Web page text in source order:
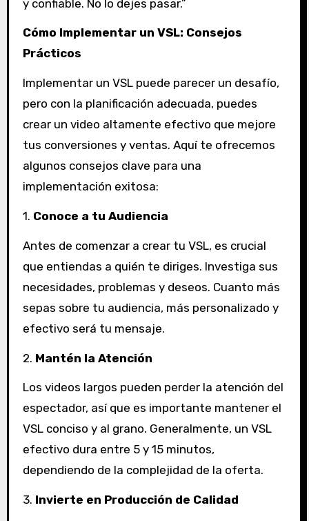
y confiable. No lo dejes pasar.”
Cómo Implementar un VSL: Consejos
Prácticos
Implementar un VSL puede parecer un desafío,
pero con la planificación adecuada, puedes
crear un video altamente efectivo que mejore
tus conversiones y ventas. Aquí te ofrecemos
algunos consejos clave para una
implementación exitosa:
1. Conoce a tu Audiencia
Antes de comenzar a crear tu VSL, es crucial
que entiendas a quién te diriges. Investiga sus
necesidades, problemas y deseos. Cuanto más
sepas sobre tu audiencia, más personalizado y
efectivo será tu mensaje.
2. Mantén la Atención
Los videos largos pueden perder la atención del
espectador, así que es importante mantener el
VSL conciso y al grano. Generalmente, un VSL
efectivo dura entre 5 y 15 minutos,
dependiendo de la complejidad de la oferta.
3. Invierte en Producción de Calidad